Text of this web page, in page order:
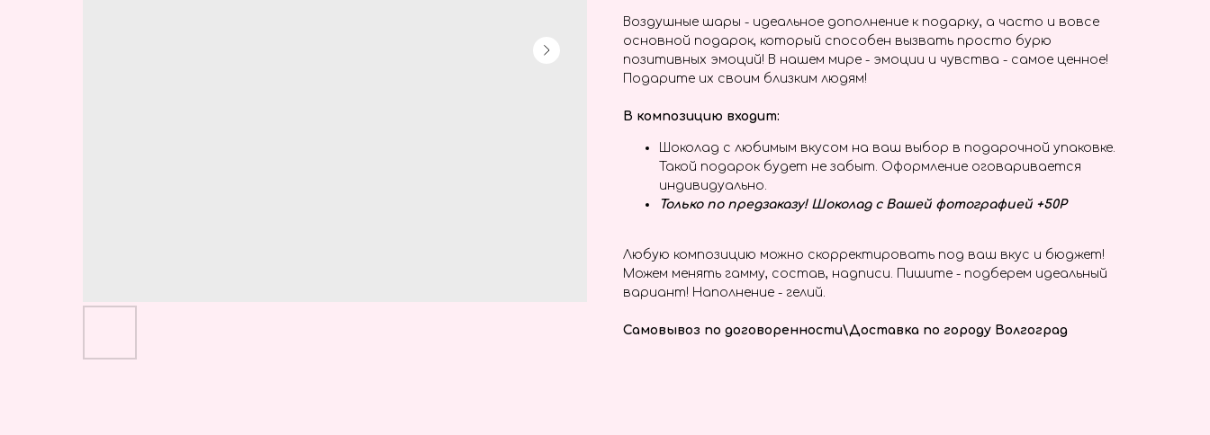
Воздушные шары - идеальное дополнение к подарку, а часто и вовсе
основной подарок, который способен вызвать просто бурю
позитивных эмоций! В нашем мире - эмоции и чувства - самое ценное!
Подарите их своим близким людям!
В композицию входит:
Шоколад с любимым вкусом на ваш выбор в подарочной упаковке.
Такой подарок будет не забыт. Оформление оговаривается
индивидуально.
Только по предзаказу! Шоколад с Вашей фотографией +50Р
Любую композицию можно скорректировать под ваш вкус и бюджет!
Можем менять гамму, состав, надписи. Пишите - подберем идеальный
вариант! Наполнение - гелий.
Самовывоз по договоренности\Доставка по городу Волгоград